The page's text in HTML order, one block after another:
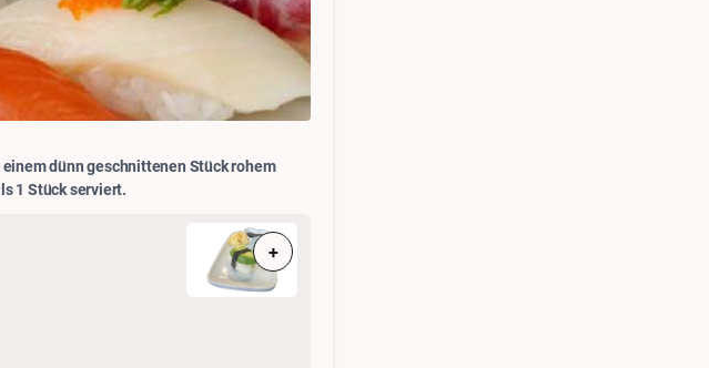
dünn geschnittenen Stück rohem
1 Stück serviert.
+